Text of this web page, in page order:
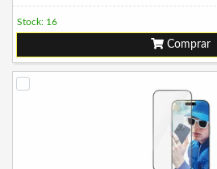
Stock: 16
Comprar